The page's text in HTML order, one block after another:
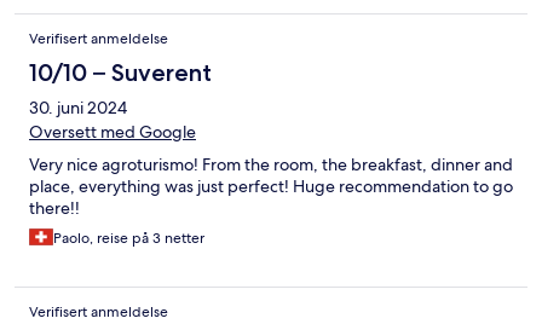
Verifisert anmeldelse
10/10 – Suverent
30. juni 2024
Oversett med Google
Very nice agroturismo! From the room, the breakfast, dinner and
place, everything was just perfect! Huge recommendation to go
there!!
Paolo, reise på 3 netter
Verifisert anmeldelse